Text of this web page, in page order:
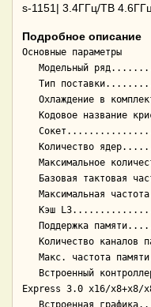
s-1151| 3.4ГГц/TB
Подробное описание
Основные параметры
Express 3.0 x16/x8+x8/